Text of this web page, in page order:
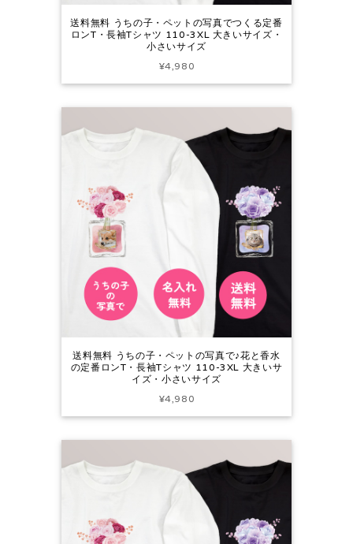
送料無料 うちの子・ペットの写真でつくる定番
ロンT・長袖Tシャツ 110-3XL 大きいサイズ・
小さいサイズ
¥4,980
送料無料 うちの子・ペットの写真で♪花と香水
の定番ロンT・長袖Tシャツ 110-3XL 大きいサ
イズ・小さいサイズ
¥4,980